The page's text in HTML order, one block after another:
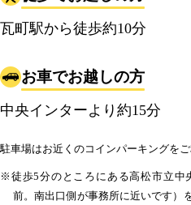
瓦町駅から徒歩約10分
お車でお越しの方
中央インターより約15分
駐車場はお近くのコインパーキングをご
※徒歩5分のところにある高松市立中
前。南出口側が事務所に近いです）